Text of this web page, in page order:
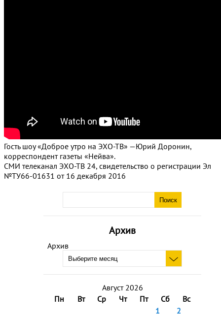
Архив
Архив
Август 2026
Пн
Вт Ср Чт Пт Сб
Вс
1
2
Гость шоу «Доброе утро на ЭХО-ТВ» —Юрий Доронин,
корреспондент газеты «Нейва».
СМИ телеканал ЭХО-ТВ 24, свидетельство о регистрации Эл
№ТУ66-01631 от 16 декабря 2016